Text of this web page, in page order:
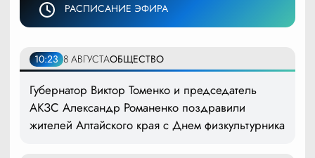
РАСПИСАНИЕ ЭФИРА
10:23 8 АВГУСТАОБЩЕСТВО
Губернатор Виктор Томенко и председатель
АКЗС Александр Романенко поздравили
жителей Алтайского края с Днем физкультурника